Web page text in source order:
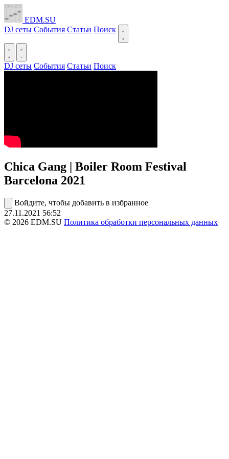
EDM.SU
DJ сеты События Статьи Поиск
DJ сеты События Статьи Поиск
Chica Gang | Boiler Room Festival
Barcelona 2021
Войдите, чтобы добавить в избранное
27.11.2021 56:52
© 2026 EDM.SU Политика обработки персональных данных